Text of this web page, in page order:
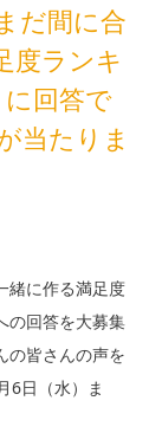
だ間に合
度ランキ
回答で
当たりま
緒に作る満足度
の回答を大募集
の皆さんの声を
6日（水）ま